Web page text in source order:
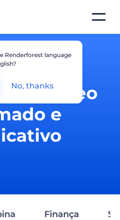
de vídeo
e
Finança
Renderforest language
No, thanks